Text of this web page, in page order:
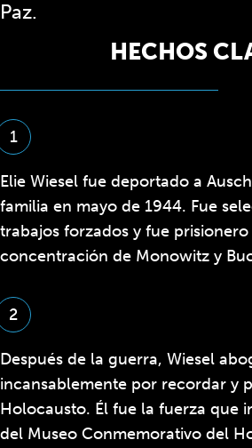
Paz.
HECHOS
1
Elie Wiesel fue deportado a
familia en mayo de 1944. Fue
trabajos forzados y fue
concentración de Monowitz y
2
Después de la guerra, Wiesel
incansablemente por recordar y
Holocausto. Él fue la fuerza que
del Museo Conmemorativo del